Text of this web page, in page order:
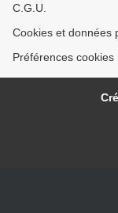
C.G.U.
Cookies et données
Préférences cookies